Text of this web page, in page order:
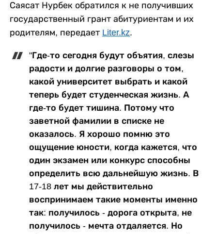
Саясат Нурбек обратился к не получивших
государственный грант абитуриентам и их
родителям, передает Liter.kz.
"Где-то сегодня будут объятия, слезы
радости и долгие разговоры о том,
какой университет выбрать и какой
теперь будет студенческая жизнь. А
где-то будет тишина. Потому что
заветной фамилии в списке не
оказалось. Я хорошо помню это
ощущение юности, когда кажется, что
один экзамен или конкурс способны
определить всю дальнейшую жизнь. В
17-18 лет мы действительно
воспринимаем такие моменты именно
так: получилось - дорога открыта, не
получилось - мечта отдаляется. Но